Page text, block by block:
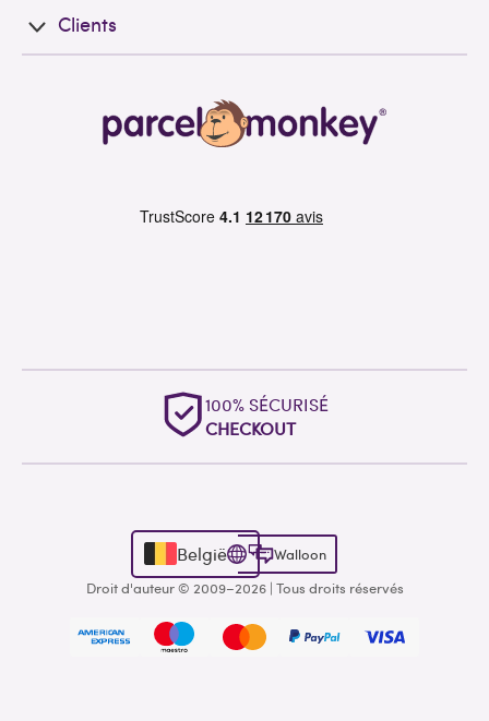
Clients
100% SÉCURISÉ
CHECKOUT
België
Walloon
Droit d'auteur © 2009–2026 | Tous droits réservés